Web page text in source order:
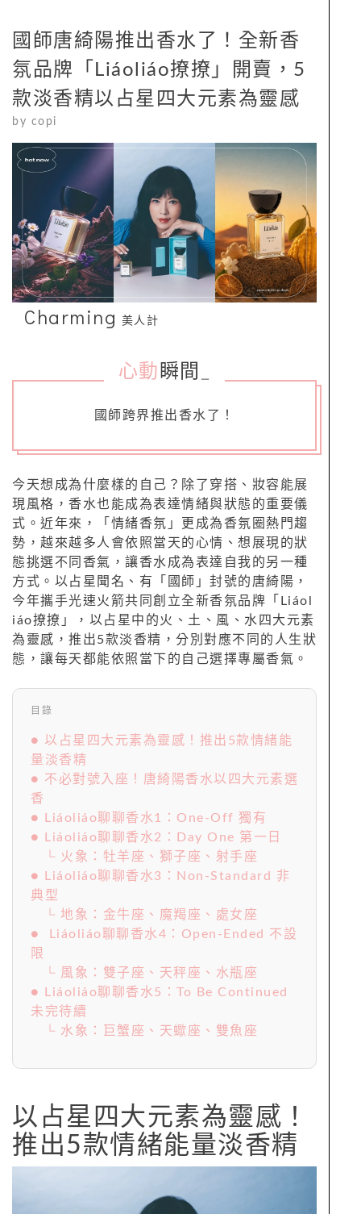
國師唐綺陽推出香水了！全新香
氛品牌「Liáoliáo撩撩」開賣，5
款淡香精以占星四大元素為靈感
by copi
Charming 美人計
心動 瞬間
國師跨界推出香水了！
今天想成為什麼樣的自己？除了穿搭、妝容能展
現風格，香水也能成為表達情緒與狀態的重要儀
式。近年來，「情緒香氛」更成為香氛圈熱門趨
勢，越來越多人會依照當天的心情、想展現的狀
態挑選不同香氣，讓香水成為表達自我的另一種
方式。以占星聞名、有「國師」封號的唐綺陽，
今年攜手光速火箭共同創立全新香氛品牌「Liáol
iáo撩撩」，以占星中的火、土、風、水四大元素
為靈感，推出5款淡香精，分別對應不同的人生狀
態，讓每天都能依照當下的自己選擇專屬香氣。
目錄
● 以占星四大元素為靈感！推出5款情緒能
量淡香精
● 不必對號入座！唐綺陽香水以四大元素選
香
● Liáoliáo聊聊香水1：One-Off 獨有
● Liáoliáo聊聊香水2：Day One 第一日
└ 火象：牡羊座、獅子座、射手座
● Liáoliáo聊聊香水3：Non-Standard 非
典型
└ 地象：金牛座、魔羯座、處女座
● Liáoliáo聊聊香水4：Open-Ended 不設
限
└ 風象：雙子座、天秤座、水瓶座
● Liáoliáo聊聊香水5：To Be Continued
未完待續
└ 水象：巨蟹座、天蠍座、雙魚座
以占星四大元素為靈感！
推出5款情緒能量淡香精